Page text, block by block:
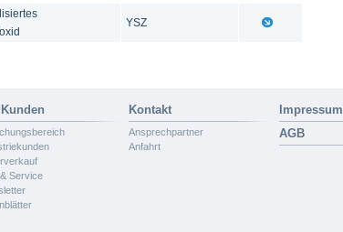
YSZ
Service
Kontakt
Ansprechpartner
Anfahrt
Impressum
AGB